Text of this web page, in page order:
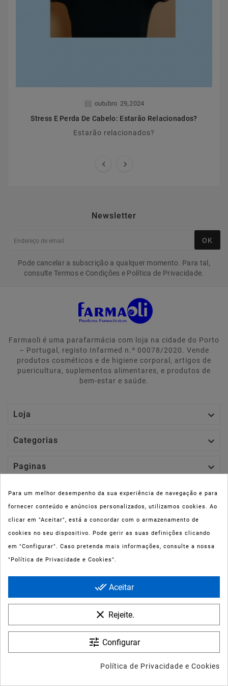
outubro 29, 2024
Stress E Perda De Cabelo: Estarão Relacionados?
Estarão relacionados?
 
Newsletter
OK
Pode cancelar a subscrição a qualquer momento. Para tal,
consulte Termos e Condições e Política de Privacidade.
Farmaoli é uma parafarmácia com loja na cidade do Porto
– Portugal, registo Infarmed n.º 00078/2020. Vende
produtos cosméticos e de higiene corporal, artigos de
puericultura, suplementos alimentares, e produtos de
bem-estar e saúde.
Loja 
Categorias 
Paginas 
Sua Conta 
Para um melhor desempenho da sua experiência de navegação e para
fornecer conteúdo e anúncios personalizados, utilizamos cookies. Ao
clicar em "Aceitar", está a concordar com o armazenamento de
cookies no seu dispositivo. Pode gerir as suas definições clicando
em "Configurar". Caso pretenda mais informações, consulte a nossa
"Política de Privacidade e Cookies".
done_all Aceitar
clear Rejeite.
tune Configurar
Política de Privacidade e Cookies